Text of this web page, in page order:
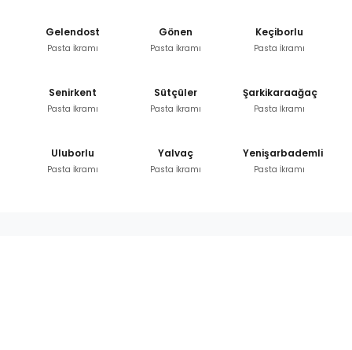
Gelendost
Pasta İkramı
Gönen
Pasta İkramı
Keçiborlu
Pasta İkramı
Senirkent
Pasta İkramı
Sütçüler
Pasta İkramı
Şarkikaraağaç
Pasta İkramı
Uluborlu
Pasta İkramı
Yalvaç
Pasta İkramı
Yenişarbademli
Pasta İkramı